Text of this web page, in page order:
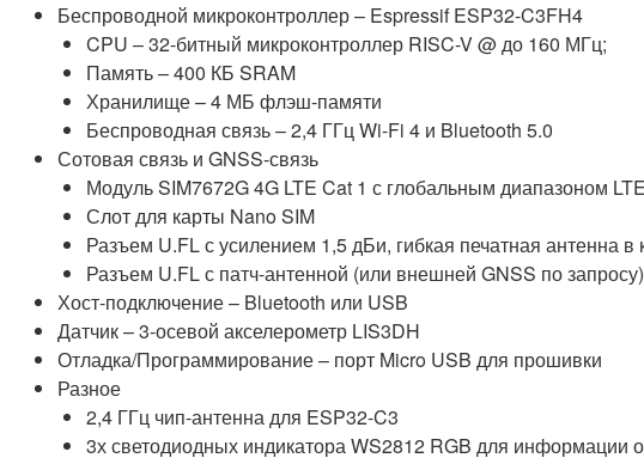
Беспроводной микроконтроллер – Espressif ESP32-C3FH4
CPU – 32-битный микроконтроллер RISC-V @ до 160 МГц;
Память – 400 КБ SRAM
Хранилище – 4 МБ флэш-памяти
Беспроводная связь – 2,4 ГГц Wi-Fi 4 и Bluetooth 5.0
Сотовая связь и GNSS-связь
Модуль SIM7672G 4G LTE Cat 1 с глобальным диапазоном
Слот для карты Nano SIM
Разъем U.FL с усилением 1,5 дБи, гибкая печатная антенна в
Разъем U.FL с патч-антенной (или внешней GNSS по запросу)
Хост-подключение – Bluetooth или USB
Датчик – 3-осевой акселерометр LIS3DH
Отладка/Программирование – порт Micro USB для прошивки
Разное
2,4 ГГц чип-антенна для ESP32-C3
3х светодиодных индикатора WS2812 RGB для информации